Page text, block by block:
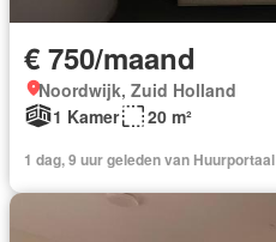
€ 750/maand
Noordwijk, Zuid Holland
1 Kamer
20 m²
1 dag, 9 uur geleden van Huurportaal